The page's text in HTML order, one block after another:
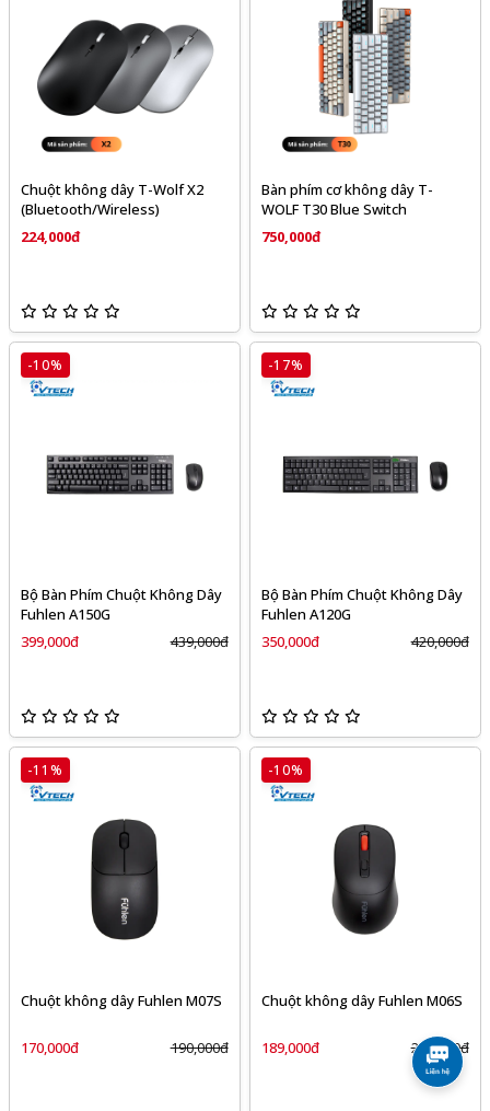
Chuột không dây T-Wolf X2
(Bluetooth/Wireless)
224,000đ
Bàn phím cơ không dây T-
WOLF T30 Blue Switch
750,000đ
-10%
Bộ Bàn Phím Chuột Không Dây
Fuhlen A150G
399,000đ
439,000đ
-17%
Bộ Bàn Phím Chuột Không Dây
Fuhlen A120G
350,000đ
420,000đ
-11%
Chuột không dây Fuhlen M07S
170,000đ 190,000đ
-10%
Chuột không dây Fuhlen M06S
189,000đ 209,000đ